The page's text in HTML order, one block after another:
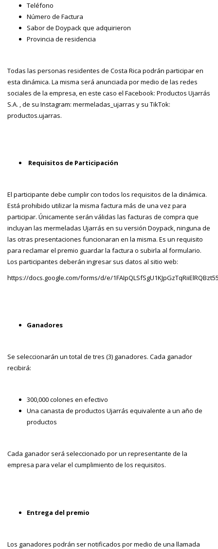
Teléfono
Número de Factura
Sabor de Doypack que adquirieron
Provincia de residencia
Todas las personas residentes de Costa Rica podrán participar en
esta dinámica. La misma será anunciada por medio de las redes
sociales de la empresa, en este caso el Facebook: Productos Ujarrás
S.A. , de su Instagram: mermeladas_ujarras y su TikTok:
productos.ujarras.
Requisitos de Participación
El participante debe cumplir con todos los requisitos de la dinámica.
Está prohibido utilizar la misma factura más de una vez para
participar. Únicamente serán válidas las facturas de compra que
incluyan las mermeladas Ujarrás en su versión Doypack, ninguna de
las otras presentaciones funcionaran en la misma. Es un requisito
para reclamar el premio guardar la factura o subirla al formulario.
Los participantes deberán ingresar sus datos al sitio web:
https://docs.google.com/forms/d/e/
Ganadores
Se seleccionarán un total de tres (3) ganadores. Cada ganador
recibirá:
300,000 colones en efectivo
Una canasta de productos Ujarrás equivalente a un año de
productos
Cada ganador será seleccionado por un representante de la
empresa para velar el cumplimiento de los requisitos.
Entrega del premio
Los ganadores podrán ser notificados por medio de una llamada